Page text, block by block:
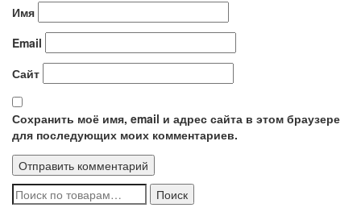
Имя
Email
Сайт
Сохранить моё имя, email и адрес сайта в этом браузере
для последующих моих комментариев.
Искать: Поиск